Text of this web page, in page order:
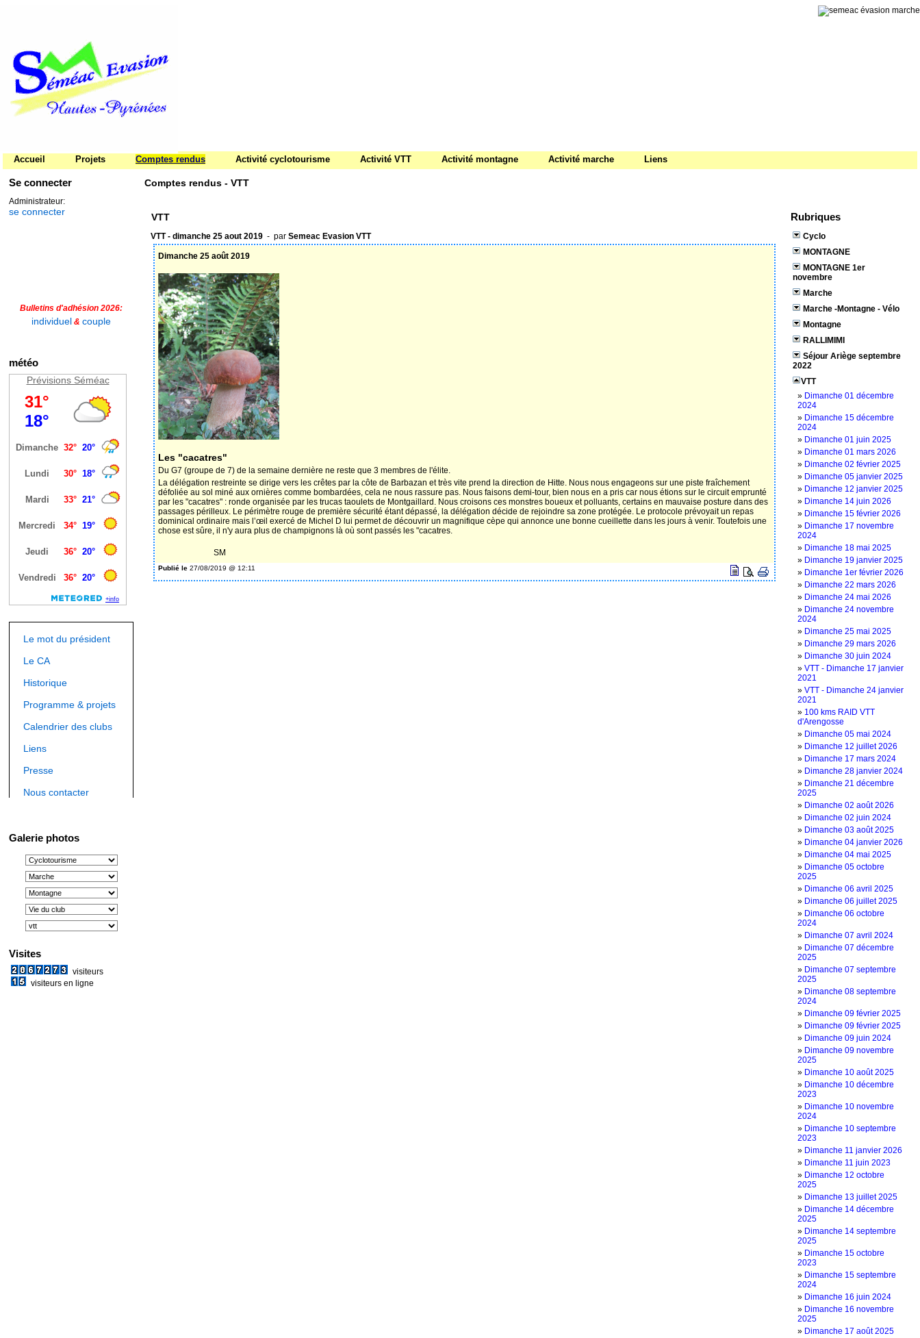
Accueil Projets Comptes rendus Activité cyclotourisme Activité VTT Activité montagne Activité marche Liens
Se connecter
Administrateur:
se connecter
Bulletins d'adhésion 2026:
individuel & couple
météo
Prévisions Séméac
Le mot du président
Le CA
Historique
Programme & projets
Calendrier des clubs
Liens
Presse
Nous contacter
Galerie photos
Visites
visiteurs
visiteurs en ligne
Comptes rendus - VTT
VTT
VTT - dimanche 25 aout 2019 - par Semeac Evasion VTT
Dimanche 25 août 2019
Les "cacatres"
Du G7 (groupe de 7) de la semaine dernière ne reste que 3 membres de l'élite.
La délégation restreinte se dirige vers les crêtes par la côte de Barbazan et très vite prend la direction de Hitte. Nous nous engageons sur une piste fraîchement
défoliée au sol miné aux ornières comme bombardées, cela ne nous rassure pas. Nous faisons demi-tour, bien nous en a pris car nous étions sur le circuit emprunté
par les "cacatres" : ronde organisée par les trucas taoulets de Montgaillard. Nous croisons ces monstres boueux et polluants, certains en mauvaise posture dans des
passages périlleux. Le périmètre rouge de première sécurité étant dépassé, la délégation décide de rejoindre sa zone protégée. Le protocole prévoyait un repas
dominical ordinaire mais l’œil exercé de Michel D lui permet de découvrir un magnifique cèpe qui annonce une bonne cueillette dans les jours à venir. Toutefois une
chose est sûre, il n'y aura plus de champignons là où sont passés les "cacatres.
SM
Publié le 27/08/2019 @ 12:11
Rubriques
Cyclo
MONTAGNE
MONTAGNE 1er
novembre
Marche
Marche -Montagne - Vélo
Montagne
RALLIMIMI
Séjour Ariège septembre
2022
VTT
» ‌‌Dimanche 01 décembre
2024
» ‌‌Dimanche 15 décembre
2024
» ‌Dimanche 01 juin 2025
» ‌Dimanche 01 mars 2026
» ‌Dimanche 02 février 2025
» ‌Dimanche 05 janvier 2025
» ‌Dimanche 12 janvier 2025
» ‌Dimanche 14 juin 2026
» ‌Dimanche 15 février 2026
» ‌Dimanche 17 novembre
2024
» ‌Dimanche 18 mai 2025
» ‌Dimanche 19 janvier 2025
» ‌Dimanche 1er février 2026
» ‌Dimanche 22 mars 2026
» ‌Dimanche 24 mai 2026
» ‌Dimanche 24 novembre
2024
» ‌Dimanche 25 mai 2025
» ‌Dimanche 29 mars 2026
» ‌Dimanche 30 juin 2024
» ‌VTT - Dimanche 17 janvier
2021
» ‌VTT - Dimanche 24 janvier
2021
» 100 kms RAID VTT
d'Arengosse
» D‌imanche 05 mai 2024
» D‌imanche 12 juillet 2026
» D‌imanche 17 mars 2024
» D‌imanche 28 janvier 2024
» Dimanche 21 décembre
2025
» Dimanche 02 août 2026
» Dimanche 02 juin 2024
» Dimanche 03 août 2025
» Dimanche 04 janvier 2026
» Dimanche 04 mai 2025
» Dimanche 05 octobre
2025
» Dimanche 06 avril 2025
» Dimanche 06 juillet 2025
» Dimanche 06 octobre
2024
» Dimanche 07 avril 2024
» Dimanche 07 décembre
2025
» Dimanche 07 septembre
2025
» Dimanche 08 septembre
2024
» Dimanche 09 février 2025
» Dimanche 09 février 2025
» Dimanche 09 juin 2024
» Dimanche 09 novembre
2025
» Dimanche 10 août 2025
» Dimanche 10 décembre
2023
» Dimanche 10 novembre
2024
» Dimanche 10 septembre
2023
» Dimanche 11 janvier 2026
» Dimanche 11 juin 2023
» Dimanche 12 octobre
2025
» Dimanche 13 juillet 2025
» Dimanche 14 décembre
2025
» Dimanche 14 septembre
2025
» Dimanche 15 octobre
2023
» Dimanche 15 septembre
2024
» Dimanche 16 juin 2024
» Dimanche 16 novembre
2025
» Dimanche 17 août 2025